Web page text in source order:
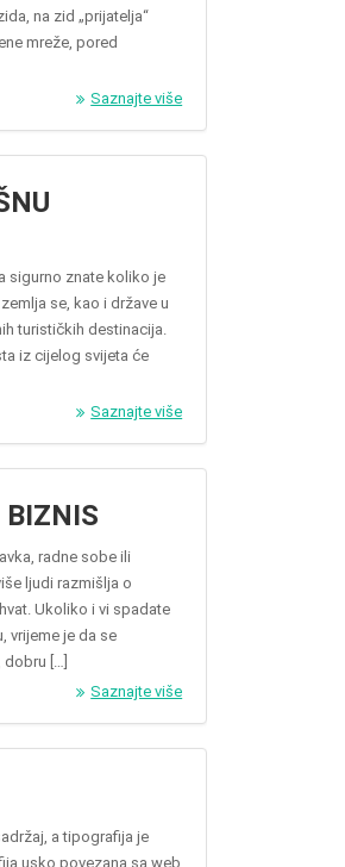
na zid „prijatelja“
mreže, pored
Saznajte više
sigurno znate koliko je
se, kao i države u
turističkih destinacija.
iz cijelog svijeta će
Saznajte više
BIZNIS
radne sobe ili
ljudi razmišlja o
Ukoliko i vi spadate
vrijeme je da se
[…]
Saznajte više
a tipografija je
usko povezana sa web